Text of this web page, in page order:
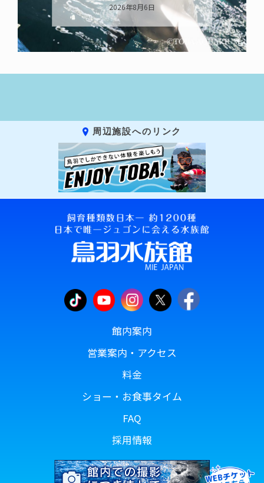
2026年8月6日
周辺施設へのリンク
館内案内
営業案内・アクセス
料金
ショー・お食事タイム
FAQ
採用情報